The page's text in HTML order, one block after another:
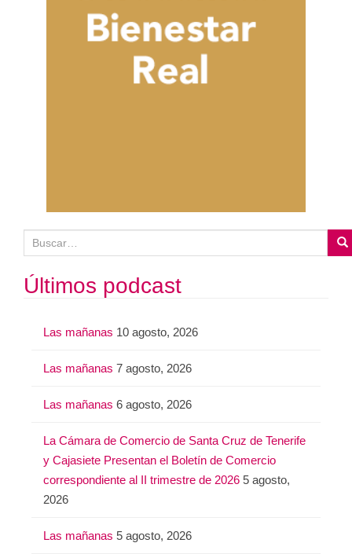
u
s
c
Últimos podcast
Las mañanas 10 agosto, 2026
Las mañanas 7 agosto, 2026
Las mañanas 6 agosto, 2026
La Cámara de Comercio de Santa Cruz de Tenerife
y Cajasiete Presentan el Boletín de Comercio
correspondiente al II trimestre de 2026 5 agosto,
2026
Las mañanas 5 agosto, 2026